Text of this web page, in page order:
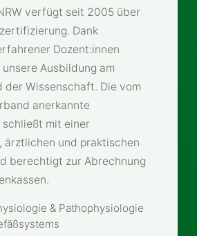
verfügt seit 2005 über
Dank
Dozent:innen
Ausbildung am
der Wissenschaft. Die vom
anerkannte
mit einer
ärztlichen und praktischen
berechtigt zur Abrechnung
& Pathophysiologie